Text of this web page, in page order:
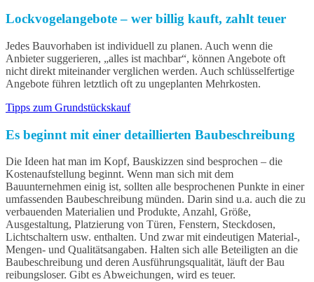
Lockvogelangebote – wer billig kauft, zahlt teuer
Jedes Bauvorhaben ist individuell zu planen. Auch wenn die
Anbieter suggerieren, „alles ist machbar“, können Angebote oft
nicht direkt miteinander verglichen werden. Auch schlüsselfertige
Angebote führen letztlich oft zu ungeplanten Mehrkosten.
Tipps zum Grundstückskauf
Es beginnt mit einer detaillierten Baubeschreibung
Die Ideen hat man im Kopf, Bauskizzen sind besprochen – die
Kostenaufstellung beginnt. Wenn man sich mit dem
Bauunternehmen einig ist, sollten alle besprochenen Punkte in einer
umfassenden Baubeschreibung münden. Darin sind u.a. auch die zu
verbauenden Materialien und Produkte, Anzahl, Größe,
Ausgestaltung, Platzierung von Türen, Fenstern, Steckdosen,
Lichtschaltern usw. enthalten. Und zwar mit eindeutigen Material-,
Mengen- und Qualitätsangaben. Halten sich alle Beteiligten an die
Baubeschreibung und deren Ausführungsqualität, läuft der Bau
reibungsloser. Gibt es Abweichungen, wird es teuer.